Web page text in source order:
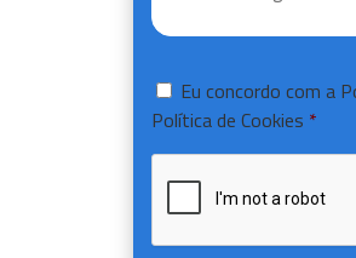
Consentir
Eu concordo com a
Política de Cookies *
CAPTCHA